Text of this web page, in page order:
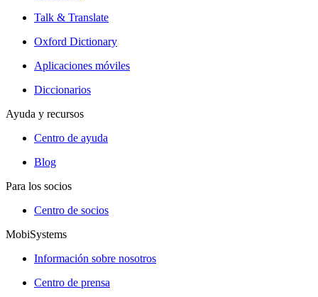
Talk & Translate
Oxford Dictionary
Aplicaciones móviles
Diccionarios
Ayuda y recursos
Centro de ayuda
Blog
Para los socios
Centro de socios
MobiSystems
Información sobre nosotros
Centro de prensa